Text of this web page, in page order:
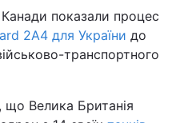
показали процес
2A4 для України до
транспортного
що Велика Британія